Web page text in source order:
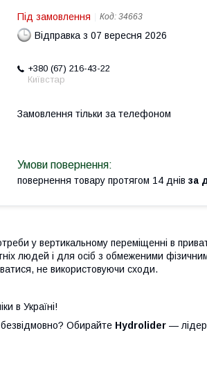
Під замовлення Код: 34663
Відправка з 07 вересня 2026
+380 (67) 216-43-22
Київстар
Замовлення тільки за телефоном
повернення товару протягом 14 днів за
у вертикальному переміщенні в
людей і для осіб з обмеженими
не використовуючи сходи.
в Україні!
Обирайте Hydrolider —